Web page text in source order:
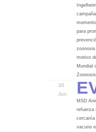
para
motivo
Mundial
Zoonosis
30
Jun
MSD
refuerza
vacuno